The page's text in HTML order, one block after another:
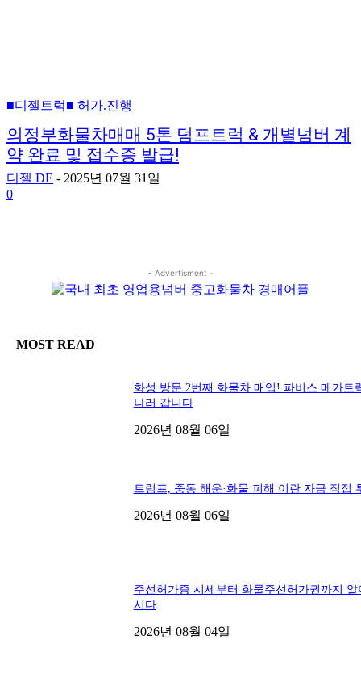
■디젤트럭■ 허가.진행
의정부화물차매매 5톤 덤프트럭 & 개별넘버 계
약 완료 및 접수증 발급!
디젤 DE - 2025년 07월 31일
0
- Advertisment -
MOST READ
화성 방문 2번째 화물차 매입! 파비스 메가트
나러 갑니다
2026년 08월 06일
트럼프, 중동 해운·화물 피해 이란 자금 직접
2026년 08월 06일
주선허가증 시세부터 화물주선허가권까지 알
시다
2026년 08월 04일